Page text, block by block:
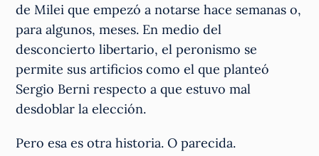
de Milei que empezó a notarse hace semanas o,
para algunos, meses. En medio del
desconcierto libertario, el peronismo se
permite sus artificios como el que planteó
Sergio Berni respecto a que estuvo mal
desdoblar la elección.
Pero esa es otra historia. O parecida.